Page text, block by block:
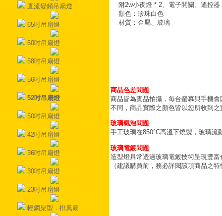
直流變頻吊扇燈
65吋吊扇燈
60吋吊扇燈
58吋吊扇燈
56吋吊扇燈
52吋吊扇燈
50吋吊扇燈
42吋吊扇燈
36吋吊扇燈
30吋吊扇燈
23吋吊扇燈
輕鋼架型．排風扇
附2w小夜燈 * 2、電子開關、遙控器
顏色：珍珠白色
材質：金屬、玻璃
商品色差問題
商品皆為實品拍攝，每台螢幕與手機
不同，商品實際之顏色皆以您所收到之
玻璃氣泡問題
手工玻璃在850°C高溫下燒製，玻璃
玻璃電鍍問題
造型燈具常透過玻璃電鍍技術呈現豐
（建議購買前，務必詳閱該項商品之